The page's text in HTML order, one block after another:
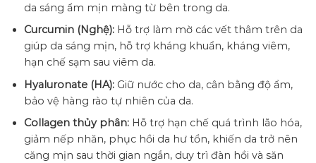
da sáng ẩm mịn màng từ bên trong da.
Curcumin (Nghệ):Hỗ trợ làm mờ các vết thâm trên da
giúp da sáng mịn, hỗ trợ kháng khuẩn, kháng viêm,
hạn chế sạm sau viêm da.
Hyaluronate (HA):Giữ nước cho da, cân bằng độ ẩm,
bảo vệ hàng rào tự nhiên của da.
Collagen thủy phân:Hỗ trợ hạn chế quá trình lão hóa,
giảm nếp nhăn, phục hồi da hư tổn, khiến da trở nên
căng mịn sau thời gian ngắn, duy trì đàn hồi và săn